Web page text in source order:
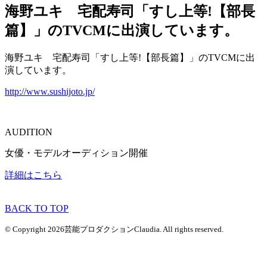
海野ユキ 宅配寿司「すし上等!【部長
篇】」のTVCMに出演しています。
海野ユキ 宅配寿司「すし上等!【部長篇】」のTVCMに出
演しています。
http://www.sushijoto.jp/
AUDITION
女優・モデルオーディション開催
詳細はこちら
BACK TO TOP
© Copyright 2026芸能プロダクションClaudia. All rights reserved.